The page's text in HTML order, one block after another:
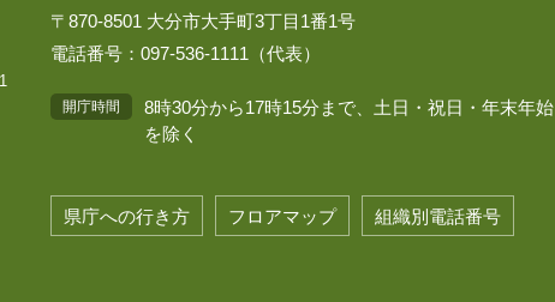
〒870-8501 大分市大手町3丁目1番1号
電話番号：097-536-1111（代表）
開庁時間
8時30分から17時15分まで、土日・祝日・年末年始
を除く
県庁への行き方 フロアマップ 組織別電話番号